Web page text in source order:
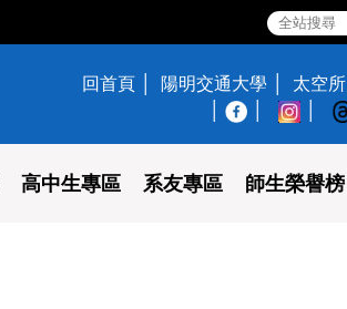
回首頁 陽明交通大學 太空所
高中生專區 系友專區 師生榮譽榜